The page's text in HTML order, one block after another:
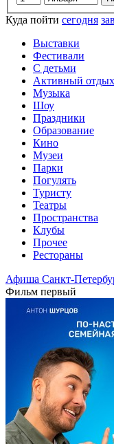
Куда пойти сегодня
Выставки
Фестивали
С детьми
Активный отдых
Музыка
Шоу
Праздники
Образование
Кино
Музеи
Парки
Погулять
Туристу
Театры
Пространства
Клубы
Прочее
Рестораны
Афиша Санкт-
Фильм первый